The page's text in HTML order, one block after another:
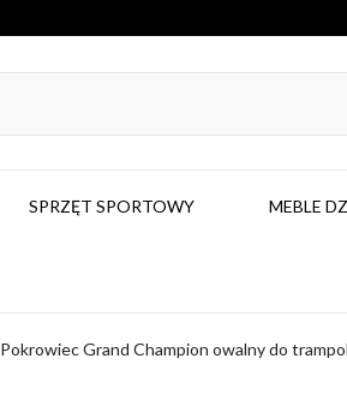
SPRZĘT SPORTOWY MEBLE
Pokrowiec Grand Champion owalny do